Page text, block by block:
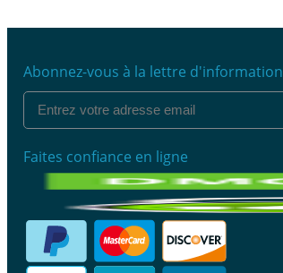
Abonnez-vous à la lettre d'information
Faites confiance en ligne